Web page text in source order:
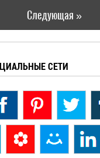
Следующая »
СЕТИ